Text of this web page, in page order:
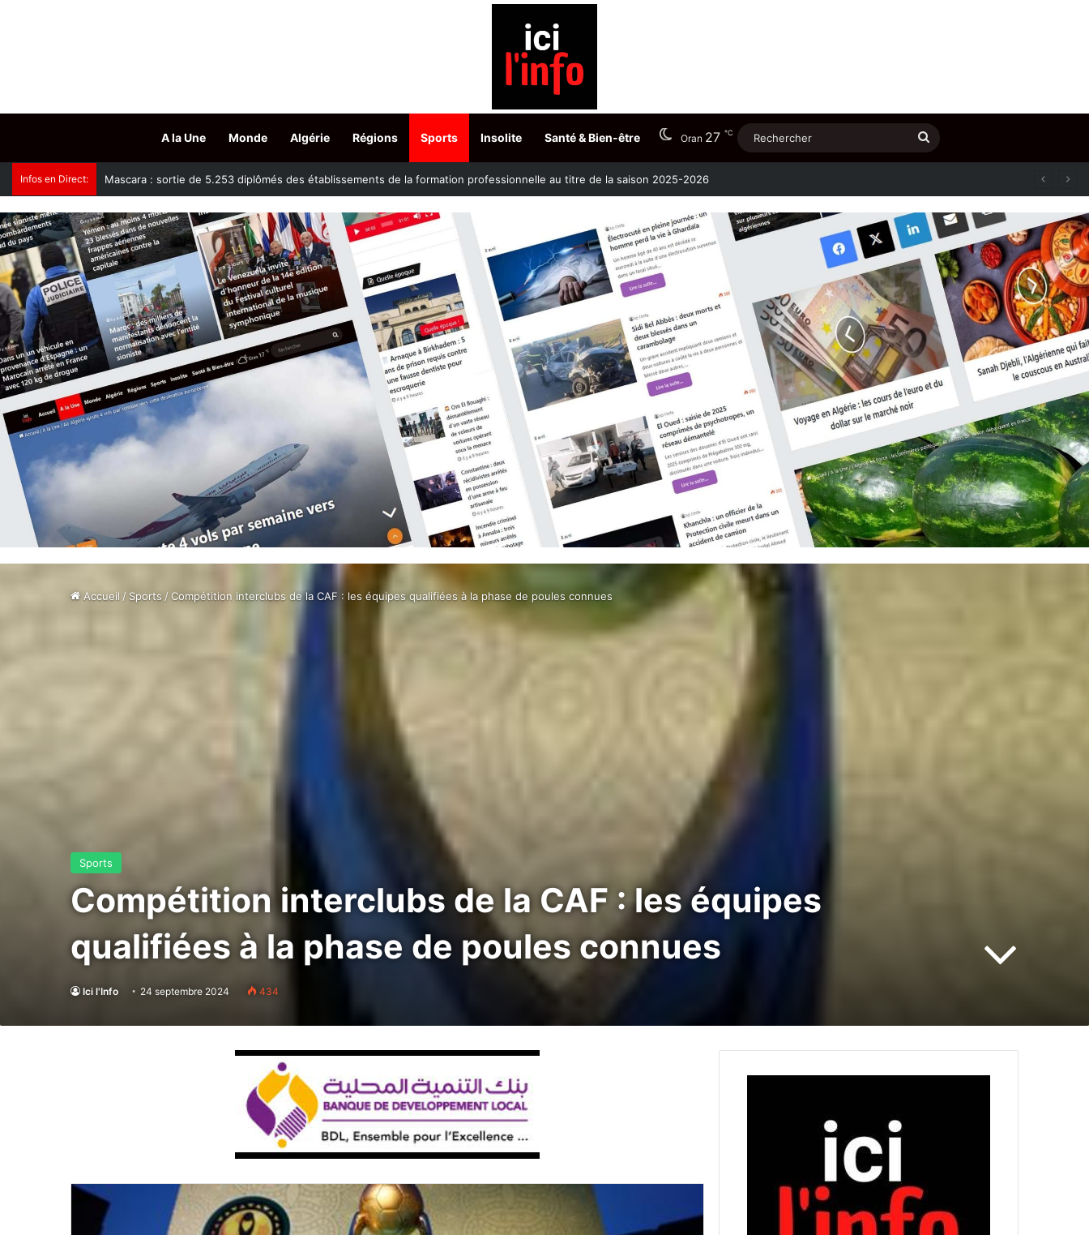
A la Une Monde Algérie Régions Sports Insolite Santé & Bien-être Oran 27 ℃ Rechercher
Infos en Direct: Tissemsilt : plus de 15.500 têtes d’ovins vaccinés contre la clavelée
Accueil / Sports /Compétition interclubs de la CAF : les équipes qualifiées à la phase de poules connues
Sports
Compétition interclubs de la CAF : les équipes
qualifiées à la phase de poules connues
Ici l'Info 24 septembre 2024 434